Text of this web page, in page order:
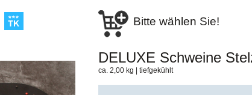
Bitte wählen Sie!
DELUXE Schweine
ca. 2,00 kg | tiefgekühlt